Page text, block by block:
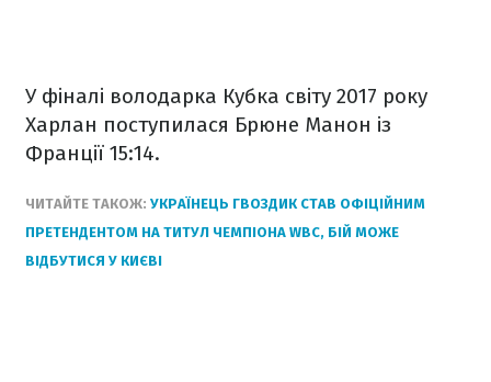
У фіналі володарка Кубка світу 2017 року
Харлан поступилася Брюне Манон із
Франції 15:14.
ЧИТАЙТЕ ТАКОЖ: УКРАЇНЕЦЬ ГВОЗДИК СТАВ ОФІЦІЙНИМ
ПРЕТЕНДЕНТОМ НА ТИТУЛ ЧЕМПІОНА WBC, БІЙ МОЖЕ
ВІДБУТИСЯ У КИЄВІ